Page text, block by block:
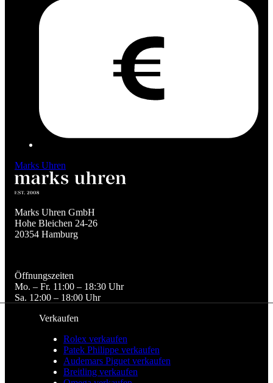
Marks Uhren
Marks Uhren GmbH
Hohe Bleichen 24-26
20354 Hamburg
Öffnungszeiten
Mo. – Fr. 11:00 – 18:30 Uhr
Sa. 12:00 – 18:00 Uhr
Verkaufen
Rolex verkaufen
Patek Philippe verkaufen
Audemars Piguet verkaufen
Breitling verkaufen